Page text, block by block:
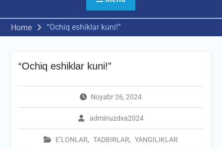
Home “Ochiq eshiklar kuni!”
“Ochiq eshiklar kuni!”
Noyabr 26, 2024
adminuzdxa2024
E’LONLAR, TADBIRLAR, YANGILIKLAR